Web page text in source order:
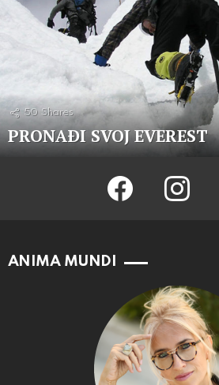
50 Shares
PRONAÐI SVOJ EVEREST
facebook
ANIMA MUNDI